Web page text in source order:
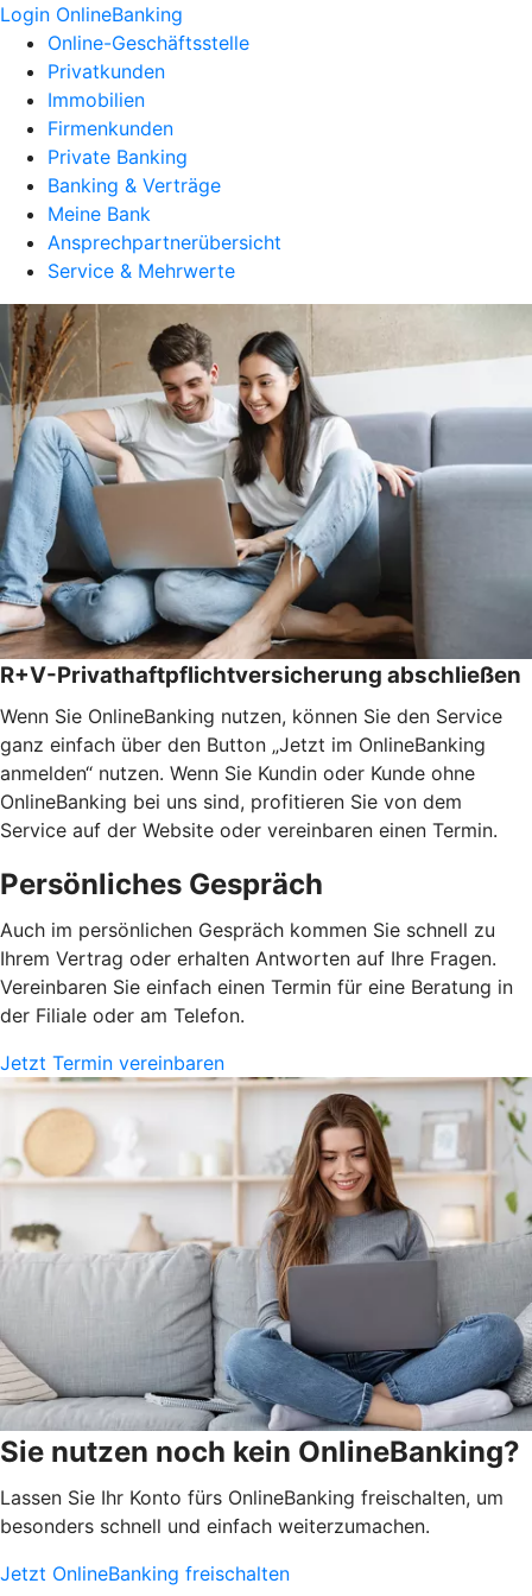
Login OnlineBanking
Online-Geschäftsstelle
Privatkunden
Immobilien
Firmenkunden
Private Banking
Banking & Verträge
Meine Bank
Ansprechpartnerübersicht
Service & Mehrwerte
R+V-Privathaftpflichtversicherung abschließen
Wenn Sie OnlineBanking nutzen, können Sie den Service
ganz einfach über den Button „Jetzt im OnlineBanking
anmelden“ nutzen. Wenn Sie Kundin oder Kunde ohne
OnlineBanking bei uns sind, profitieren Sie von dem
Service auf der Website oder vereinbaren einen Termin.
Persönliches Gespräch
Auch im persönlichen Gespräch kommen Sie schnell zu
Ihrem Vertrag oder erhalten Antworten auf Ihre Fragen.
Vereinbaren Sie einfach einen Termin für eine Beratung in
der Filiale oder am Telefon.
Jetzt Termin vereinbaren
Sie nutzen noch kein OnlineBanking?
Lassen Sie Ihr Konto fürs OnlineBanking freischalten, um
besonders schnell und einfach weiterzumachen.
Jetzt OnlineBanking freischalten